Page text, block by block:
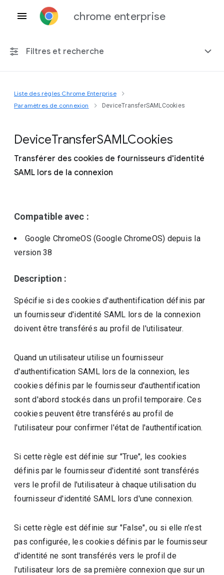
chrome enterprise
Filtres et recherche
Toute plate-forme
Inclure les règles obsolètes
Liste des règles Chrome Enterprise
Paramètres de connexion
DeviceTransferSAMLCookies
DeviceTransferSAMLCookies
Transférer des cookies de fournisseurs d'identité
SAML lors de la connexion
Compatible avec :
Google ChromeOS (Google ChromeOS) depuis la
version38
Description :
Spécifie si des cookies d'authentification définis par
un fournisseur d'identité SAML lors de la connexion
doivent être transférés au profil de l'utilisateur.
Quand un utilisateur utilise un fournisseur
d'authentification SAML lors de la connexion, les
cookies définis par le fournisseur d'authentification
sont d'abord stockés dans un profil temporaire. Ces
cookies peuvent être transférés au profil de
l'utilisateur pour confirmer l'état de l'authentification.
Si cette règle est définie sur "True", les cookies
définis par le fournisseur d'identité sont transférés
vers le profil de l'utilisateur à chaque utilisation du
fournisseur d'identité SAML lors d'une connexion.
Si cette règle est définie sur "False", ou si elle n'est
pas configurée, les cookies définis par le fournisseur
d'identité ne sont transférés vers le profil de
l'utilisateur lors de sa première connexion que sur un